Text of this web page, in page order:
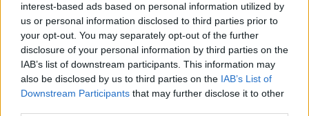
interest-based ads based on personal information utilized by
us or personal information disclosed to third parties prior to
your opt-out. You may separately opt-out of the further
disclosure of your personal information by third parties on the
IAB’s list of downstream participants. This information may
also be disclosed by us to third parties on the IAB’s List of
Downstream Participants that may further disclose it to other
PSD cere activarea mecanismului european
de urgență pentru energie și susține
menținerea centralelor pe cărbune. Critici la
adresa lui Bolojan